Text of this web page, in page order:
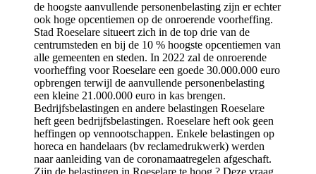
de hoogste aanvullende personenbelasting zijn er echter
ook hoge opcentiemen op de onroerende voorheffing.
Stad Roeselare situeert zich in de top drie van de
centrumsteden en bij de 10 % hoogste opcentiemen van
alle gemeenten en steden. In 2022 zal de onroerende
voorheffing voor Roeselare een goede 30.000.000 euro
opbrengen terwijl de aanvullende personenbelasting
een kleine 21.000.000 euro in kas brengen.
Bedrijfsbelastingen en andere belastingen Roeselare
heft geen bedrijfsbelastingen. Roeselare heft ook geen
heffingen op vennootschappen. Enkele belastingen op
horeca en handelaars (bv reclamedrukwerk) werden
naar aanleiding van de coronamaatregelen afgeschaft.